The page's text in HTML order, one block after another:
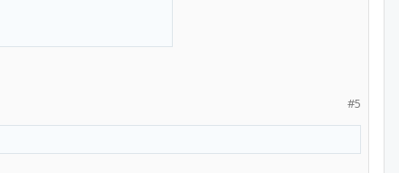
#5